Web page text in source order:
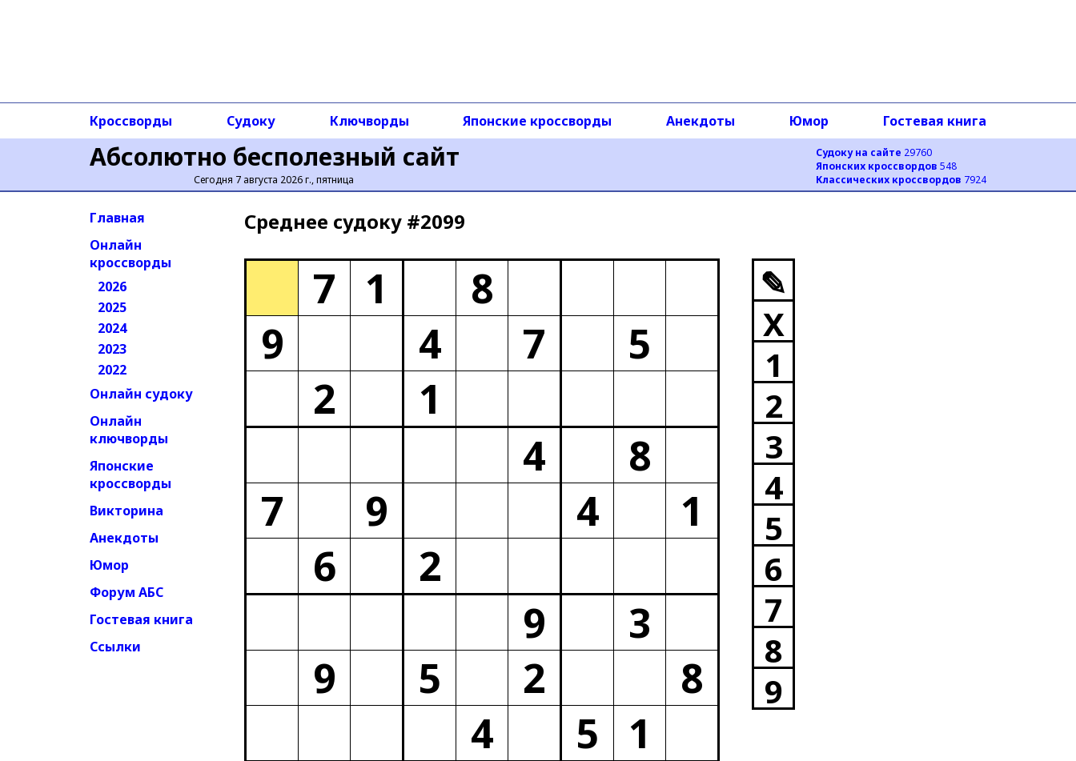
Абсолютно бесполезный сайт
Сегодня 7 августа 2026 г., пятница
Судоку на сайте 29760
Японских кроссвордов 548
Классических кроссвордов 7924
Кроссворды Судоку Ключворды Японские кроссворды Анекдоты Юмор Гостевая книга
Главная
Онлайн
кроссворды
2026
2025
2024
2023
2022
Онлайн судоку
Онлайн
ключворды
Японские
кроссворды
Викторина
Анекдоты
Юмор
Форум АБС
Гостевая книга
Ссылки
Среднее cудоку #2099
7 1
8
9
4 7
5
2
1
4
8
7
9 4
1
6
2
9
3
9
5 2
8
4
5 1
✎
X
1
2
3
4
5
6
7
8
9